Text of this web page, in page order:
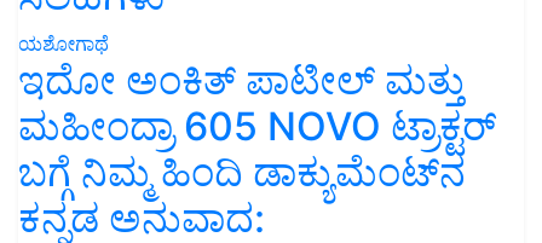
ಯಶೋಗಾಥೆ
ಇದೋ ಅಂಕಿತ್ ಪಾಟೀಲ್ ಮತ್ತು
ಮಹೀಂದ್ರಾ 605 NOVO ಟ್ರಾಕ್ಟರ್
ಬಗ್ಗೆ ನಿಮ್ಮ ಹಿಂದಿ ಡಾಕ್ಯುಮೆಂಟ್‌ನ
ಕನ್ನಡ ಅನುವಾದ: